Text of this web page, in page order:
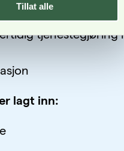
Tillat alle
tjenestegjøring i
lagt inn: